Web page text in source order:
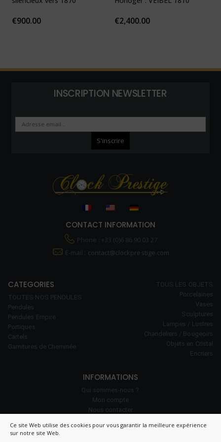
Ce site Web utilise des cookies pour vous garantir la meilleure expérience
sur notre site Web.
€900.00 €2,400.00
INSCRIPTION NEWSLETTER
CONTACT INFORMATION
Phone : +33 (0)6 86 90 03 27
E-mail : contact@clockprestige.com
CATEGORIES
TOUTES NOS PENDULES
Pendules
Pendules Empire
Portiques
Cartels
Garnitures de Cheminée
TOUS LES OBJETS
Porcelaines
Vases
Sculptures
Lampes / Lustres
Chandeliers / Bougeoirs
Objets en Cristal
Encriers
INFORMATIONS
Qui sommes-nous ?
Mon compte
Nous contacter
Politique de cookies (UE)